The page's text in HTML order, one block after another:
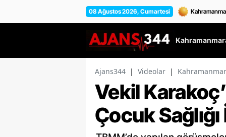
08 Ağustos 2026, Cumartesi
Ajans344 | Videolar |
Vekil
Çocuk